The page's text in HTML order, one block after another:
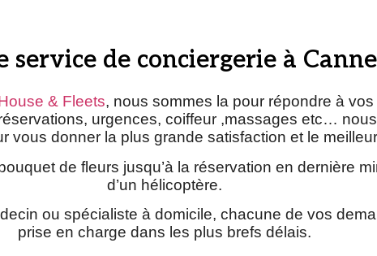
service de conciergerie à
& Fleets, nous sommes la pour répondre à vos
urgences, coiffeur ,massages etc…
vous donner la plus grande satisfaction et le
de fleurs jusqu’à la réservation en dernière
d’un hélicoptère.
ou spécialiste à domicile, chacune de vos
prise en charge dans les plus brefs délais.